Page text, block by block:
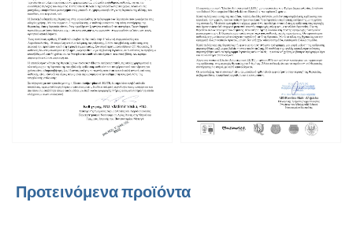
Προτεινόμενα προϊόντα